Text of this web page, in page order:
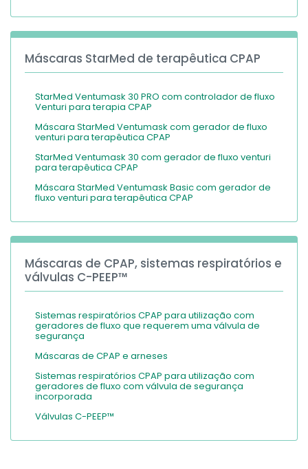
Máscaras StarMed de terapêutica CPAP
StarMed Ventumask 30 PRO com controlador de fluxo
Venturi para terapia CPAP
Máscara StarMed Ventumask com gerador de fluxo
venturi para terapêutica CPAP
StarMed Ventumask 30 com gerador de fluxo venturi
para terapêutica CPAP
Máscara StarMed Ventumask Basic com gerador de
fluxo venturi para terapêutica CPAP
Máscaras de CPAP, sistemas respiratórios e
válvulas C-PEEP™
Sistemas respiratórios CPAP para utilização com
geradores de fluxo que requerem uma válvula de
segurança
Máscaras de CPAP e arneses
Sistemas respiratórios CPAP para utilização com
geradores de fluxo com válvula de segurança
incorporada
Válvulas C-PEEP™